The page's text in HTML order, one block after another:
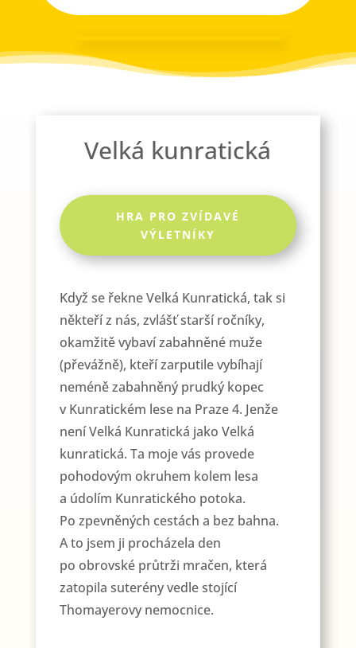
Velká kunratická
HRA PRO ZVÍDAVÉ
VÝLETNÍKY
Když se řekne Velká Kunratická, tak si
někteří z nás, zvlášť starší ročníky,
okamžitě vybaví zabahněné muže
(převážně), kteří zarputile vybíhají
neméně zabahněný prudký kopec
v Kunratickém lese na Praze 4. Jenže
není Velká Kunratická jako Velká
kunratická. Ta moje vás provede
pohodovým okruhem kolem lesa
a údolím Kunratického potoka.
Po zpevněných cestách a bez bahna.
A to jsem ji procházela den
po obrovské průtrži mračen, která
zatopila suterény vedle stojící
Thomayerovy nemocnice.